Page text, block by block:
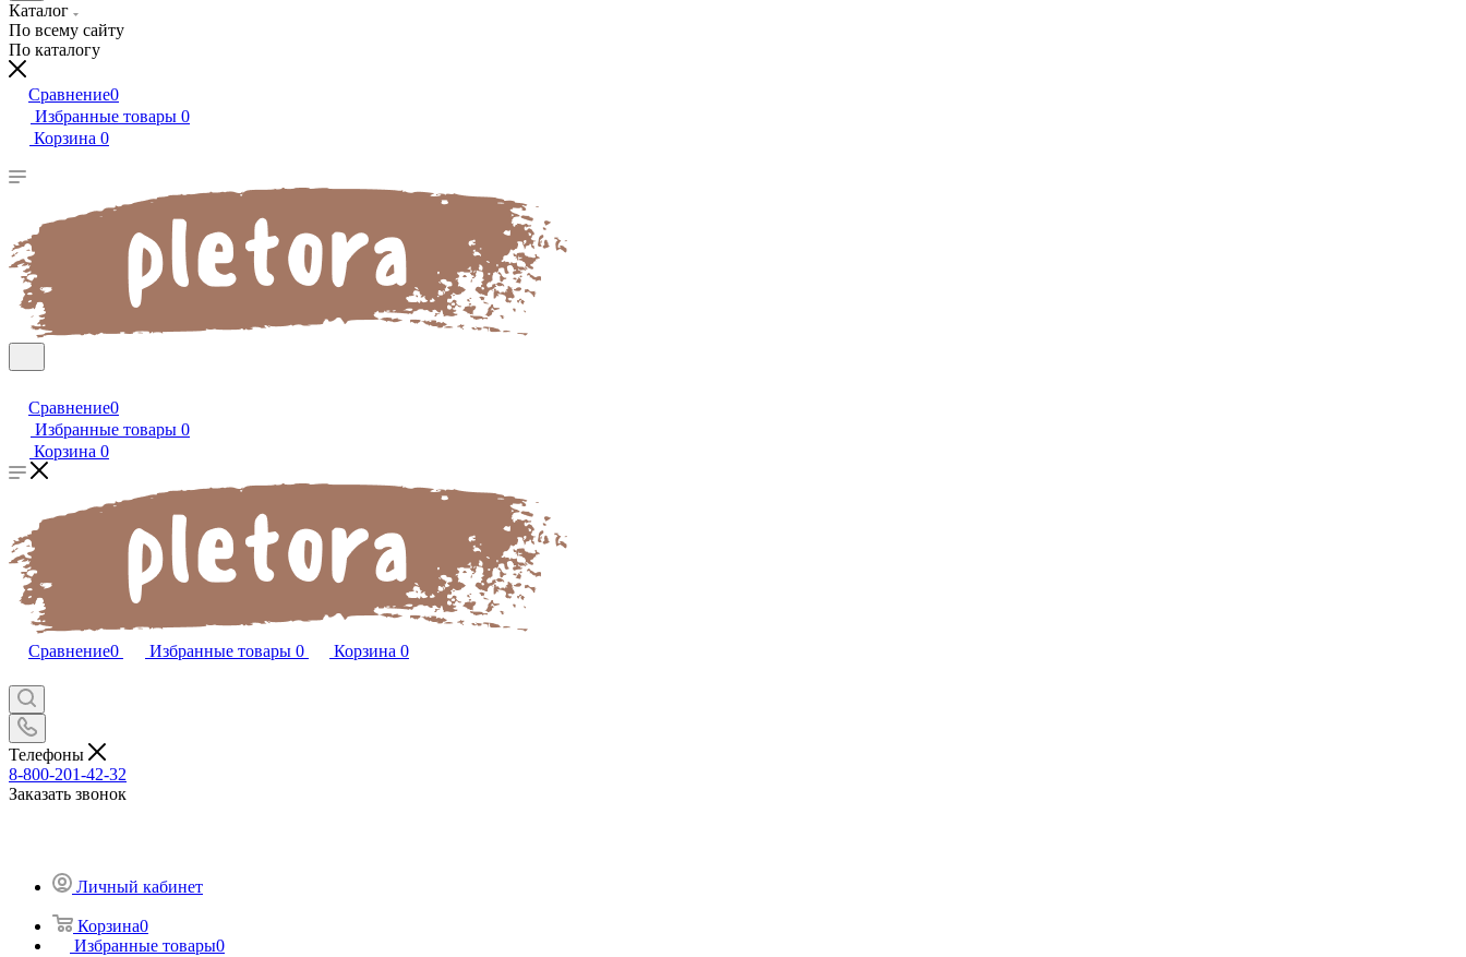
Каталог
По всему сайту
По каталогу
Сравнение0
Избранные товары 0
Корзина 0
Сравнение0
Избранные товары 0
Корзина 0
Сравнение0 Избранные товары 0 Корзина 0
Телефоны
8-800-201-42-32
Заказать звонок
Личный кабинет
Корзина0
Избранные товары0